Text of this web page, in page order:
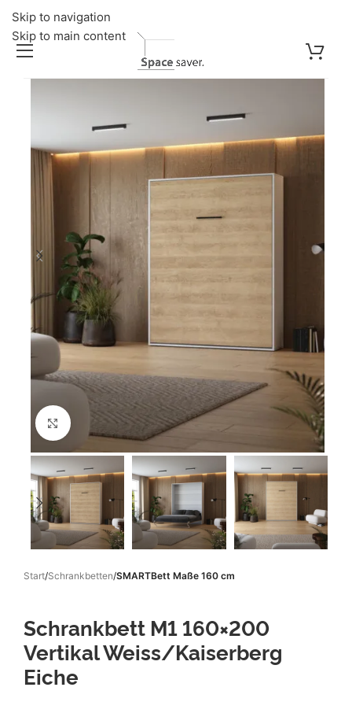
Skip to navigation
Skip to main content
Klicken um zu vergrößern
Start Schrankbetten SMARTBett Maße 160 cm
Schrankbett M1 160×200
Vertikal Weiss/Kaiserberg
Eiche